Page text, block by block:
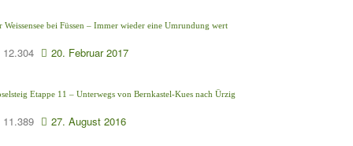
Weissensee bei Füssen – Immer wieder eine Umrundung wert
12.304 20. Februar 2017
Etappe 11 – Unterwegs von Bernkastel-Kues nach Ürzig
11.389 27. August 2016